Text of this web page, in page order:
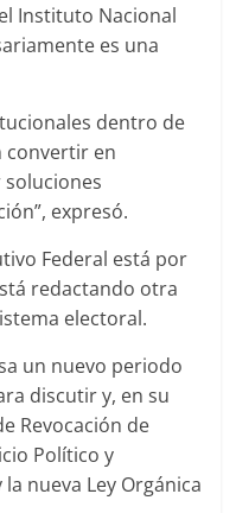
Instituto Nacional
es una
dentro de
convertir en
expresó.
Federal está por
redactando otra
electoral.
un nuevo periodo
discutir y, en su
Revocación de
Político y
nueva Ley Orgánica